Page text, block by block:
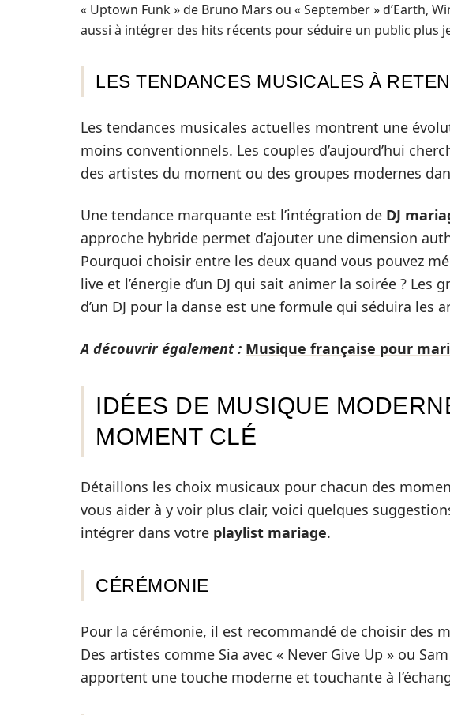
« Uptown Funk » de Bruno Mars ou « September » d’Earth,
aussi à intégrer des hits récents pour séduire un public plus
LES TENDANCES MUSICALES À
Les tendances musicales actuelles montrent une
moins conventionnels. Les couples d’aujourd’hui
des artistes du moment ou des groupes modernes
Une tendance marquante est l’intégration de DJ
approche hybride permet d’ajouter une dimension
Pourquoi choisir entre les deux quand vous pouvez
live et l’énergie d’un DJ qui sait animer la soirée ? Les
d’un DJ pour la danse est une formule qui séduira les
A découvrir également : Musique française pour
IDÉES DE MUSIQUE
MOMENT CLÉ
Détaillons les choix musicaux pour chacun des
vous aider à y voir plus clair, voici quelques
intégrer dans votre playlist mariage.
CÉRÉMONIE
Pour la cérémonie, il est recommandé de choisir des
Des artistes comme Sia avec « Never Give Up » ou
apportent une touche moderne et touchante à